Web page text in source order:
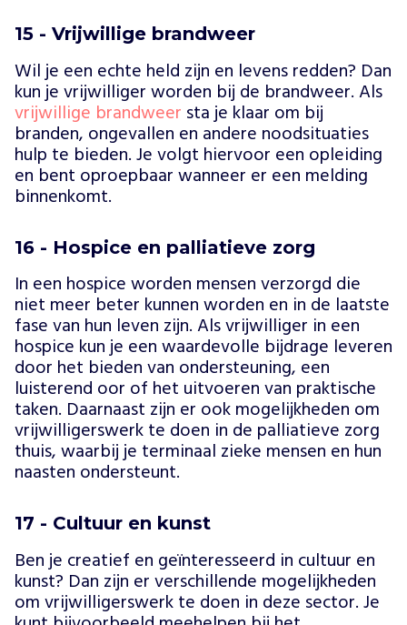
15 - Vrijwillige brandweer
Wil je een echte held zijn en levens redden? Dan
kun je vrijwilliger worden bij de brandweer. Als
vrijwillige brandweer sta je klaar om bij
branden, ongevallen en andere noodsituaties
hulp te bieden. Je volgt hiervoor een opleiding
en bent oproepbaar wanneer er een melding
binnenkomt.
16 - Hospice en palliatieve zorg
In een hospice worden mensen verzorgd die
niet meer beter kunnen worden en in de laatste
fase van hun leven zijn. Als vrijwilliger in een
hospice kun je een waardevolle bijdrage leveren
door het bieden van ondersteuning, een
luisterend oor of het uitvoeren van praktische
taken. Daarnaast zijn er ook mogelijkheden om
vrijwilligerswerk te doen in de palliatieve zorg
thuis, waarbij je terminaal zieke mensen en hun
naasten ondersteunt.
17 - Cultuur en kunst
Ben je creatief en geïnteresseerd in cultuur en
kunst? Dan zijn er verschillende mogelijkheden
om vrijwilligerswerk te doen in deze sector. Je